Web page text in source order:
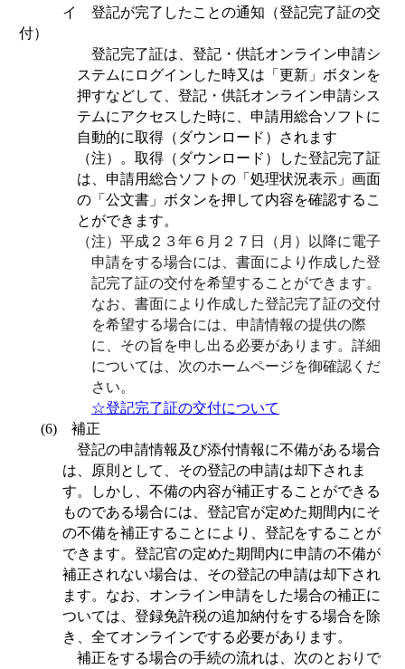
イ 登記が完了したことの通知（登記完了証の交
付）
登記完了証は、登記・供託オンライン申請シ
ステムにログインした時又は「更新」ボタンを
押すなどして、登記・供託オンライン申請シス
テムにアクセスした時に、申請用総合ソフトに
自動的に取得（ダウンロード）されます
（注）。取得（ダウンロード）した登記完了証
は、申請用総合ソフトの「処理状況表示」画面
の「公文書」ボタンを押して内容を確認するこ
とができます。
（注）平成２３年６月２７日（月）以降に電子
申請をする場合には、書面により作成した登
記完了証の交付を希望することができます。
なお、書面により作成した登記完了証の交付
を希望する場合には、申請情報の提供の際
に、その旨を申し出る必要があります。詳細
については、次のホームページを御確認くだ
さい。
☆登記完了証の交付について
(6) 補正
登記の申請情報及び添付情報に不備がある場合
は、原則として、その登記の申請は却下されま
す。しかし、不備の内容が補正することができる
ものである場合には、登記官が定めた期間内にそ
の不備を補正することにより、登記をすることが
できます。登記官の定めた期間内に申請の不備が
補正されない場合は、その登記の申請は却下され
ます。なお、オンライン申請をした場合の補正に
ついては、登録免許税の追加納付をする場合を除
き、全てオンラインでする必要があります。
補正をする場合の手続の流れは、次のとおりで